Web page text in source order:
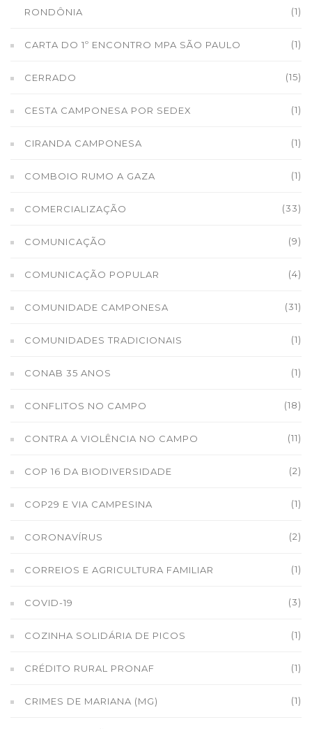
RONDÔNIA
(1)
CARTA DO 1º ENCONTRO MPA SÃO PAULO (1)
CERRADO (15)
CESTA CAMPONESA POR SEDEX (1)
CIRANDA CAMPONESA (1)
COMBOIO RUMO A GAZA (1)
COMERCIALIZAÇÃO (33)
COMUNICAÇÃO (9)
COMUNICAÇÃO POPULAR (4)
COMUNIDADE CAMPONESA (31)
COMUNIDADES TRADICIONAIS (1)
CONAB 35 ANOS (1)
CONFLITOS NO CAMPO (18)
CONTRA A VIOLÊNCIA NO CAMPO (11)
COP 16 DA BIODIVERSIDADE (2)
COP29 E VIA CAMPESINA (1)
CORONAVÍRUS (2)
CORREIOS E AGRICULTURA FAMILIAR (1)
COVID-19 (3)
COZINHA SOLIDÁRIA DE PICOS (1)
CRÉDITO RURAL PRONAF (1)
CRIMES DE MARIANA (MG) (1)